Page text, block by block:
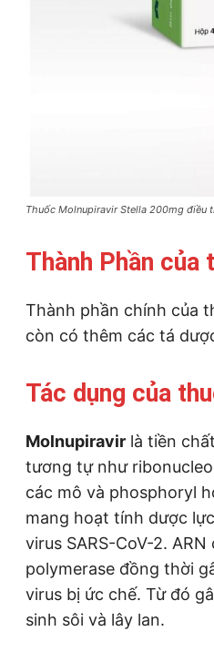
Thuốc Molnupiravir Stella 200mg điều
Thành Phần
Thành phần chính của
còn có thêm các tá
Tác dụng của
Molnupiravir là tiền
tương tự như
các mô và phosphoryl
mang hoạt tính dược
virus SARS-CoV-2.
polymerase đồng thời
virus bị ức chế. Từ đó
sinh sôi và lây lan.